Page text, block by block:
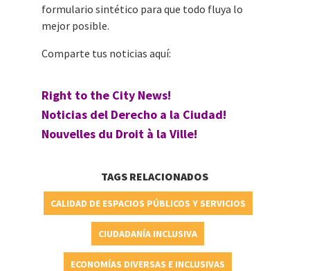
formulario sintético para que todo fluya lo
mejor posible.
Comparte tus noticias aquí:
Right to the City News!
Noticias del Derecho a la Ciudad!
Nouvelles du Droit à la Ville!
TAGS RELACIONADOS
CALIDAD DE ESPACIOS PÚBLICOS Y SERVICIOS
CIUDADANÍA INCLUSIVA
ECONOMÍAS DIVERSAS E INCLUSIVAS